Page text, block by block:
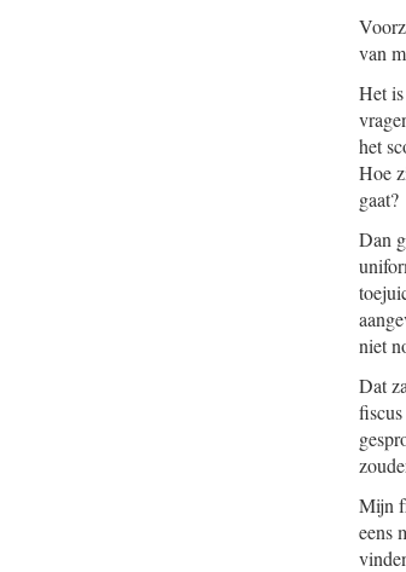
van
Het
het
Hoe
gaat?
Dan
niet
Dat
Mijn
eens